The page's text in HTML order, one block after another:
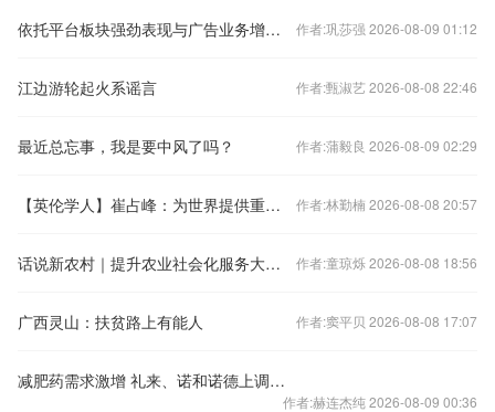
依托平台板块强劲表现与广告业务增长，维桑特上调2026全年业绩指引 作者:巩莎强 2026-08-09 01:12
江边游轮起火系谣言 作者:甄淑艺 2026-08-08 22:46
最近总忘事，我是要中风了吗？ 作者:蒲毅良 2026-08-09 02:29
【英伦学人】崔占峰：为世界提供重大挑战的解决方案 作者:林勤楠 2026-08-08 20:57
话说新农村｜提升农业社会化服务大有可为 作者:童琼烁 2026-08-08 18:56
广西灵山：扶贫路上有能人 作者:窦平贝 2026-08-08 17:07
减肥药需求激增 礼来、诺和诺德上调指引
作者:赫连杰纯 2026-08-09 00:36